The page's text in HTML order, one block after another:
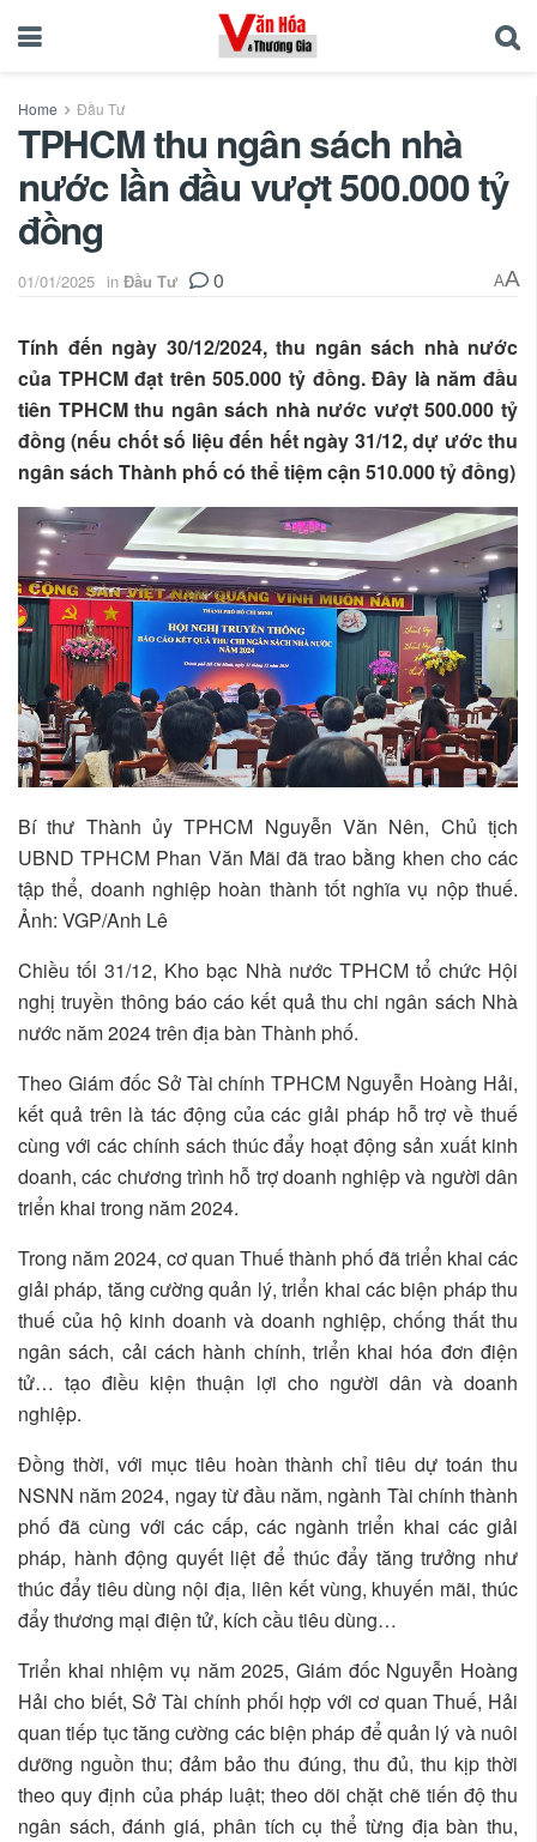
Home Đầu Tư
TPHCM thu ngân sách nhà
nước lần đầu vượt 500.000 tỷ
đồng
01/01/2025 in Đầu Tư 0 AA
Tính đến ngày 30/12/2024, thu ngân sách nhà nước
của TPHCM đạt trên 505.000 tỷ đồng. Đây là năm đầu
tiên TPHCM thu ngân sách nhà nước vượt 500.000 tỷ
đồng (nếu chốt số liệu đến hết ngày 31/12, dự ước thu
ngân sách Thành phố có thể tiệm cận 510.000 tỷ đồng)
Bí thư Thành ủy TPHCM Nguyễn Văn Nên, Chủ tịch
UBND TPHCM Phan Văn Mãi đã trao bằng khen cho các
tập thể, doanh nghiệp hoàn thành tốt nghĩa vụ nộp thuế.
Ảnh: VGP/Anh Lê
Chiều tối 31/12, Kho bạc Nhà nước TPHCM tổ chức Hội
nghị truyền thông báo cáo kết quả thu chi ngân sách Nhà
nước năm 2024 trên địa bàn Thành phố.
Theo Giám đốc Sở Tài chính TPHCM Nguyễn Hoàng Hải,
kết quả trên là tác động của các giải pháp hỗ trợ về thuế
cùng với các chính sách thúc đẩy hoạt động sản xuất kinh
doanh, các chương trình hỗ trợ doanh nghiệp và người dân
triển khai trong năm 2024.
Trong năm 2024, cơ quan Thuế thành phố đã triển khai các
giải pháp, tăng cường quản lý, triển khai các biện pháp thu
thuế của hộ kinh doanh và doanh nghiệp, chống thất thu
ngân sách, cải cách hành chính, triển khai hóa đơn điện
tử… tạo điều kiện thuận lợi cho người dân và doanh
nghiệp.
Đồng thời, với mục tiêu hoàn thành chỉ tiêu dự toán thu
NSNN năm 2024, ngay từ đầu năm, ngành Tài chính thành
phố đã cùng với các cấp, các ngành triển khai các giải
pháp, hành động quyết liệt để thúc đẩy tăng trưởng như
thúc đẩy tiêu dùng nội địa, liên kết vùng, khuyến mãi, thúc
đẩy thương mại điện tử, kích cầu tiêu dùng…
Triển khai nhiệm vụ năm 2025, Giám đốc Nguyễn Hoàng
Hải cho biết, Sở Tài chính phối hợp với cơ quan Thuế, Hải
quan tiếp tục tăng cường các biện pháp để quản lý và nuôi
dưỡng nguồn thu; đảm bảo thu đúng, thu đủ, thu kịp thời
theo quy định của pháp luật; theo dõi chặt chẽ tiến độ thu
ngân sách, đánh giá, phân tích cụ thể từng địa bàn thu,